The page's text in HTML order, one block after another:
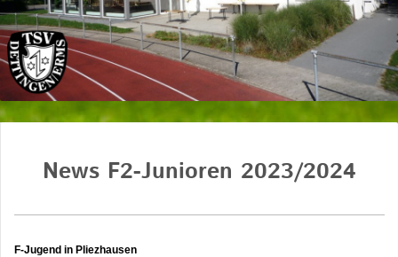
News F2-Junioren 2023/2024
F-Jugend in Pliezhausen